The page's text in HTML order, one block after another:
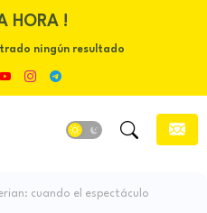
HORA !
ningún resultado
cuando el espectáculo